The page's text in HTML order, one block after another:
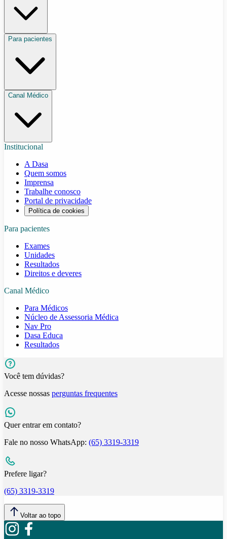
Para pacientes
Canal Médico
Institucional
A Dasa
Quem somos
Imprensa
Trabalhe conosco
Portal de privacidade
Política de cookies
Para pacientes
Exames
Unidades
Resultados
Direitos e deveres
Canal Médico
Para Médicos
Núcleo de Assessoria Médica
Nav Pro
Dasa Educa
Resultados
Você tem dúvidas?
Acesse nossas perguntas frequentes
Quer entrar em contato?
Fale no nosso WhatsApp: (65) 3319-3319
Prefere ligar?
(65) 3319-3319
Voltar ao topo